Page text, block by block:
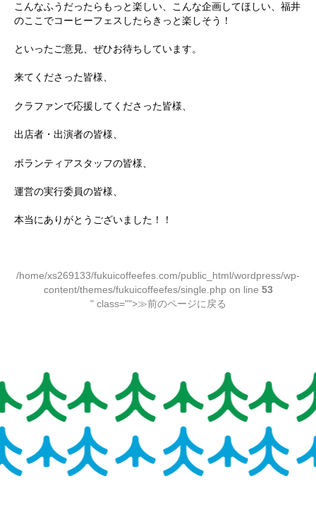
こんなふうだったらもっと楽しい、こんな企画してほしい、福井
のここでコーヒーフェスしたらきっと楽しそう！
といったご意見、ぜひお待ちしています。
来てくださった皆様、
クラファンで応援してくださった皆様、
出店者・出演者の皆様、
ボランティアスタッフの皆様、
運営の実行委員の皆様、
本当にありがとうございました！！
/home/xs269133/fukuicoffeefes.com/public_html/wordpress/wp-
content/themes/fukuicoffeefes/single.php on line 53
" class="">≫前のページに戻る